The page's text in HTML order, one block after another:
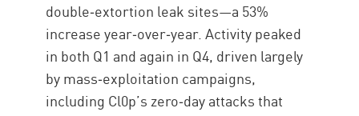
Beseitigung von Ransomware
Lösung
double‑extortion leak sites—a 53%
increase year‑over‑year. Activity peaked
in both Q1 and again in Q4, driven largely
by mass‑exploitation campaigns,
including Cl0p’s zero‑day attacks that